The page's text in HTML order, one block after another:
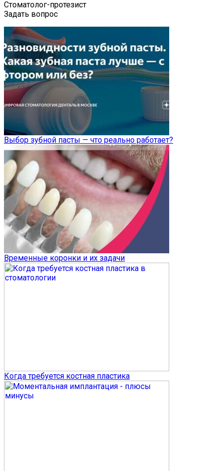
Стоматолог-протезист
Задать вопрос
Выбор зубной пасты — что реально работает?
Временные коронки и их задачи
Когда требуется костная пластика